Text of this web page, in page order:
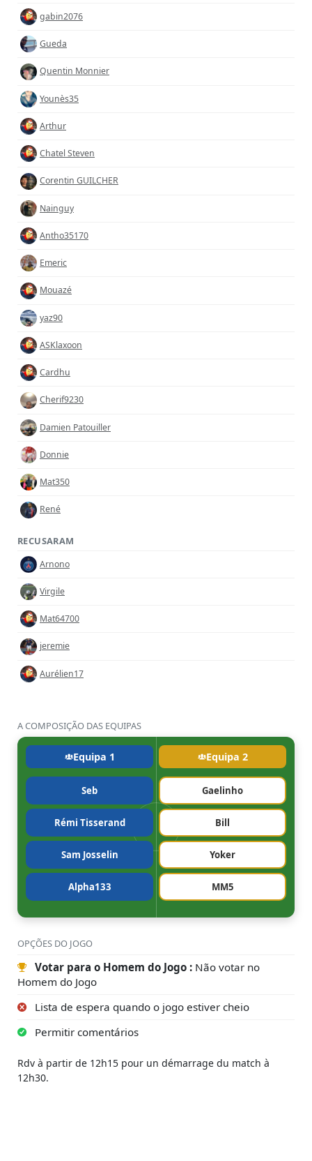
gabin2076
Gueda
Quentin Monnier
Younès35
Arthur
Chatel Steven
Corentin GUILCHER
Nainguy
Antho35170
Emeric
Mouazé
yaz90
ASKlaxoon
Cardhu
Cherif9230
Damien Patouiller
Donnie
Mat350
René
RECUSARAM
Arnono
Virgile
Mat64700
jeremie
Aurélien17
A COMPOSIÇÃO DAS EQUIPAS
Equipa 1
Seb
Rémi Tisserand
Sam Josselin
Alpha133
Equipa 2
Gaelinho
Bill
Yoker
MM5
OPÇÕES DO JOGO
Votar para o Homem do Jogo : Não votar no
Homem do Jogo
Lista de espera quando o jogo estiver cheio
Permitir comentários
Rdv à partir de 12h15 pour un démarrage du match à
12h30.